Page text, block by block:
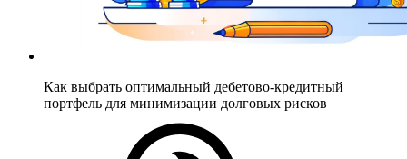
Как выбрать оптимальный дебетово-кредитный
портфель для минимизации долговых рисков